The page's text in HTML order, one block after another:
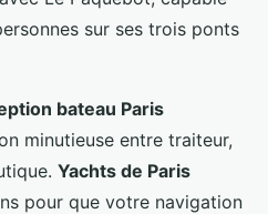
sur ses trois ponts
bateau Paris
minutieuse entre traiteur,
Yachts de Paris
pour que votre navigation